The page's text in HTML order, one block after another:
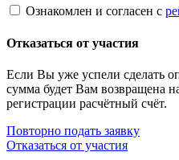
Ознакомлен и согласен с
Отказаться от участия
Если Вы уже успели сделать
сумма будет Вам возвращена
регистрации расчётный счёт.
Повторно подать заявку
Отказаться от участия